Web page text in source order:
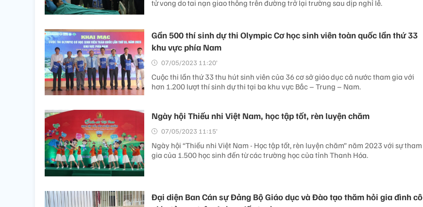
tử vong do tai nạn giao thông trên đường trở lại trường sau dịp nghỉ lễ.
Gần 500 thí sinh dự thi Olympic Cơ học sinh viên toàn quốc lần thứ 33
khu vực phía Nam
07/05/2023 11:20’
Cuộc thi lần thứ 33 thu hút sinh viên của 36 cơ sở giáo dục cả nước tham gia với
hơn 1.200 lượt thí sinh dự thi tại ba khu vực Bắc – Trung – Nam.
Ngày hội Thiếu nhi Việt Nam, học tập tốt, rèn luyện chăm
07/05/2023 11:15’
Ngày hội “Thiếu nhi Việt Nam - Học tập tốt, rèn luyện chăm” năm 2023 với sự tham
gia của 1.500 học sinh đến từ các trường học của tỉnh Thanh Hóa.
Đại diện Ban Cán sự Đảng Bộ Giáo dục và Đào tạo thăm hỏi gia đình cô